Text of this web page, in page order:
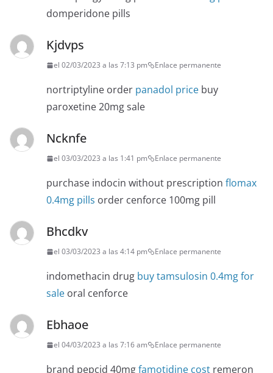
domperidone pills
Kjdvps
el 02/03/2023 a las 7:13 pm Enlace permanente
nortriptyline order panadol price buy
paroxetine 20mg sale
Ncknfe
el 03/03/2023 a las 1:41 pm Enlace permanente
purchase indocin without prescription flomax
0.4mg pills order cenforce 100mg pill
Bhcdkv
el 03/03/2023 a las 4:14 pm Enlace permanente
indomethacin drug buy tamsulosin 0.4mg for
sale oral cenforce
Ebhaoe
el 04/03/2023 a las 7:16 am Enlace permanente
brand pepcid 40mgfamotidine cost remeron